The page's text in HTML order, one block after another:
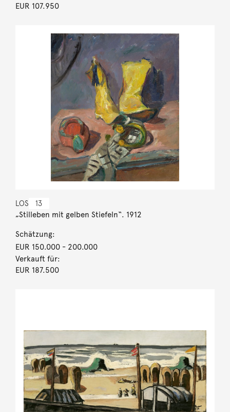
EUR 107.950
LOS 13
„Stilleben mit gelben Stiefeln“. 1912
Schätzung:
EUR 150.000- 200.000
Verkauft für:
EUR 187.500